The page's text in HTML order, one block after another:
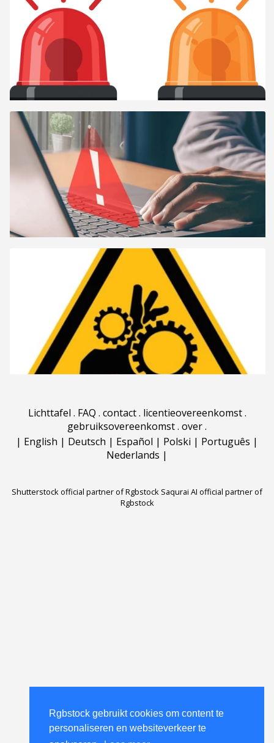
Rgbstock gebruikt cookies om content te
personaliseren en websiteverkeer te
Lichttafel . FAQ . contact. licentieovereenkomst.
gebruiksovereenkomst. over.
| English | Deutsch | Español | Polski | Português |
Nederlands |
Shutterstock official partner of Rgbstock Saqurai AI official partner of
Rgbstock